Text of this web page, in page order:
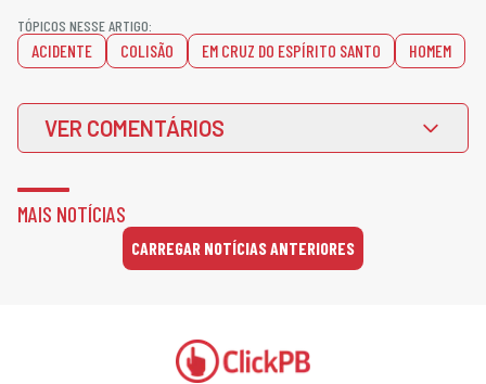
TÓPICOS NESSE ARTIGO:
ACIDENTE COLISÃO EM CRUZ DO ESPÍRITO SANTO HOMEM
VER COMENTÁRIOS
MAIS NOTÍCIAS
CARREGAR NOTÍCIAS ANTERIORES